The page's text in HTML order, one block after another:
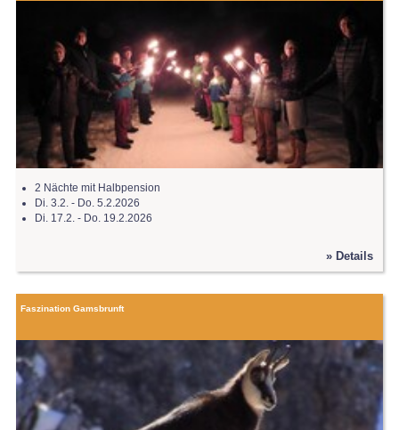
2 Nächte mit Halbpension
Di. 3.2. - Do. 5.2.2026
Di. 17.2. - Do. 19.2.2026
» Details
Faszination Gamsbrunft